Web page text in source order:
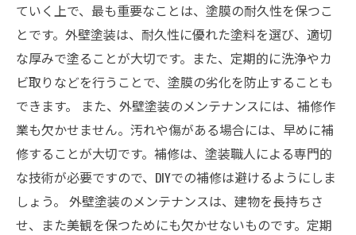
ていく上で、最も重要なことは、塗膜の耐久性を保つこ
とです。外壁塗装は、耐久性に優れた塗料を選び、適切
な厚みで塗ることが大切です。また、定期的に洗浄やカ
ビ取りなどを行うことで、塗膜の劣化を防止することも
できます。 また、外壁塗装のメンテナンスには、補修作
業も欠かせません。汚れや傷がある場合には、早めに補
修することが大切です。補修は、塗装職人による専門的
な技術が必要ですので、DIYでの補修は避けるようにしま
しょう。 外壁塗装のメンテナンスは、建物を長持ちさ
せ、また美観を保つためにも欠かせないものです。定期